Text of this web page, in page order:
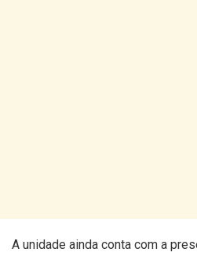
A unidade ainda conta com a